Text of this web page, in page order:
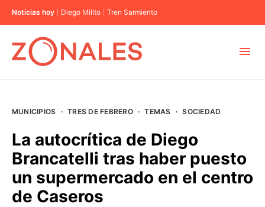
Noticias hoy Diego Milito Tren Sarmiento
BUENOS AIRES
PROVINCIAS
MUNICIPIOS · TRES DE FEBRERO · TEMAS · SOCIEDAD
La autocrítica de Diego
Brancatelli tras haber puesto
un supermercado en el centro
de Caseros